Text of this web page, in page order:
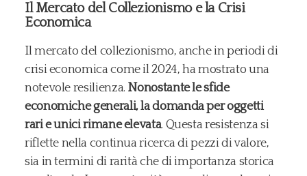
Il Mercato del Collezionismo e la Crisi
Economica
Il mercato del collezionismo, anche in periodi di
crisi economica come il 2024, ha mostrato una
notevole resilienza. Nonostante le sfide
economiche generali, la domanda per oggetti
rari e unici rimane elevata. Questa resistenza si
riflette nella continua ricerca di pezzi di valore,
sia in termini di rarità che di importanza storica